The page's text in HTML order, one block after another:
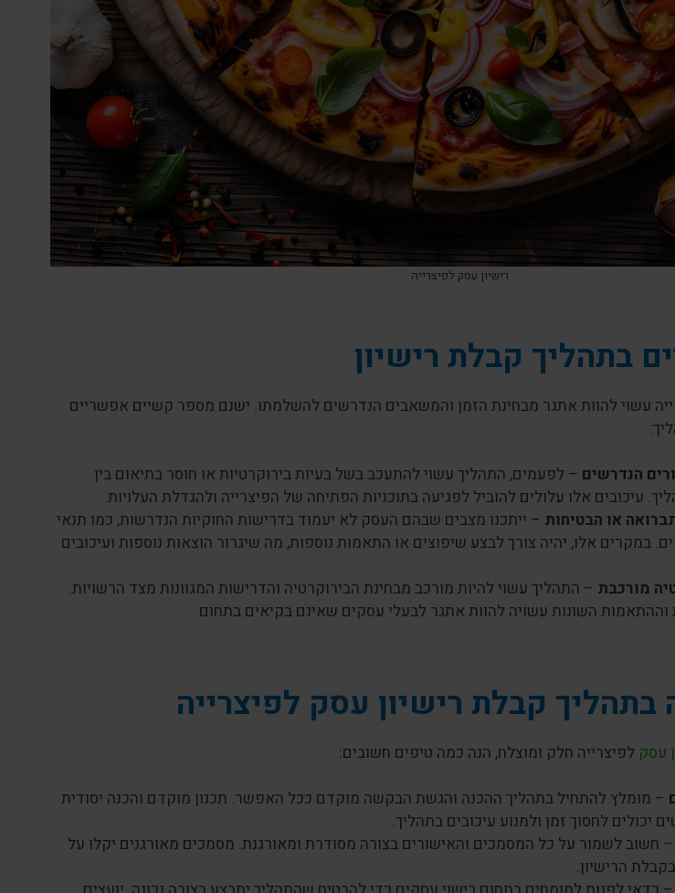
רישיון עסק לפיצרייה
בתהליך קבלת רישיון
עשוי להוות אתגר מבחינת הזמן והמשאבים הנדרשים להשלמתו. ישנם מספר קשיים אפשריים
הנדרשים – לפעמים, התהליך עשוי להתעכב בשל בעיות בירוקרטיות או חוסר בתיאום בין
עיכובים אלו עלולים להוביל לפגיעה בתוכניות הפתיחה של הפיצרייה ולהגדלת העלויות.
או הבטיחות – ייתכנו מצבים שבהם העסק לא יעמוד בדרישות החוקיות הנדרשות, כמו תנאי
במקרים אלו, יהיה צורך לבצע שיפוצים או התאמות נוספות, מה שיגרור הוצאות נוספות ועיכובים
מורכבת – התהליך עשוי להיות מורכב מבחינת הבירוקרטיה והדרישות המגוונות מצד הרשויות.
השונות עשויה להוות אתגר לבעלי עסקים שאינם בקיאים בתחום.
קבלת רישיון עסק לפיצרייה
עסק לפיצרייה חלק ומוצלח, הנה כמה טיפים חשובים:
– מומלץ להתחיל בתהליך ההכנה והגשת הבקשה מוקדם ככל האפשר. תכנון מוקדם והכנה יסודית
לחסוך זמן ולמנוע עיכובים בתהליך.
– חשוב לשמור על כל המסמכים והאישורים בצורה מסודרת ומאורגנת. מסמכים מאורגנים יקלו על
הרישיון.